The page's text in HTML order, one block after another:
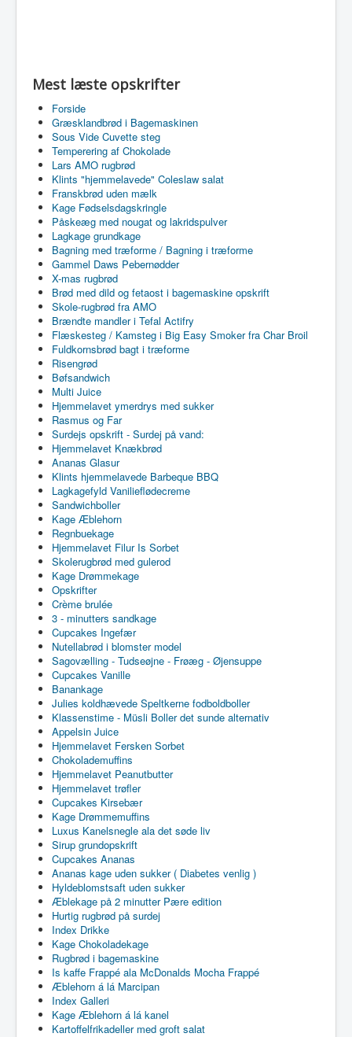
Mest læste opskrifter
Forside
Græsklandbrød i Bagemaskinen
Sous Vide Cuvette steg
Temperering af Chokolade
Lars AMO rugbrød
Klints "hjemmelavede" Coleslaw salat
Franskbrød uden mælk
Kage Fødselsdagskringle
Påskeæg med nougat og lakridspulver
Lagkage grundkage
Bagning med træforme / Bagning i træforme
Gammel Daws Pebernødder
X-mas rugbrød
Brød med dild og fetaost i bagemaskine opskrift
Skole-rugbrød fra AMO
Brændte mandler i Tefal Actifry
Flæskesteg / Kamsteg i Big Easy Smoker fra Char Broil
Fuldkornsbrød bagt i træforme
Risengrød
Bøfsandwich
Multi Juice
Hjemmelavet ymerdrys med sukker
Rasmus og Far
Surdejs opskrift - Surdej på vand:
Hjemmelavet Knækbrød
Ananas Glasur
Klints hjemmelavede Barbeque BBQ
Lagkagefyld Vanilieflødecreme
Sandwichboller
Kage Æblehorn
Regnbuekage
Hjemmelavet Filur Is Sorbet
Skolerugbrød med gulerod
Kage Drømmekage
Opskrifter
Crème brulée
3 - minutters sandkage
Cupcakes Ingefær
Nutellabrød i blomster model
Sagovælling - Tudseøjne - Frøæg - Øjensuppe
Cupcakes Vanille
Banankage
Julies koldhævede Speltkerne fodboldboller
Klassenstime - Müsli Boller det sunde alternativ
Appelsin Juice
Hjemmelavet Fersken Sorbet
Chokolademuffins
Hjemmelavet Peanutbutter
Hjemmelavet trøfler
Cupcakes Kirsebær
Kage Drømmemuffins
Luxus Kanelsnegle ala det søde liv
Sirup grundopskrift
Cupcakes Ananas
Ananas kage uden sukker ( Diabetes venlig )
Hyldeblomstsaft uden sukker
Æblekage på 2 minutter Pære edition
Hurtig rugbrød på surdej
Index Drikke
Kage Chokoladekage
Rugbrød i bagemaskine
Is kaffe Frappé ala McDonalds Mocha Frappé
Æblehorn á lá Marcipan
Index Galleri
Kage Æblehorn á lá kanel
Kartoffelfrikadeller med groft salat